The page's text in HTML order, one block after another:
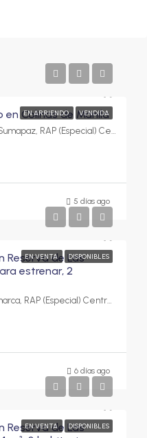
EN ARRIENDO VENDIDA
Colinas de Manila
Fusagasugá ciudad, Fusagasugá, Sumapaz, RAP (Especial) Central, 252212, Colombia
5 días ago
EN VENTA DISPONIBLES
de Las
estrenar, 2
Fusagasugá, Sumapaz, Cundinamarca, RAP (Especial) Central, Colombia
6 días ago
EN VENTA DISPONIBLES
de Las